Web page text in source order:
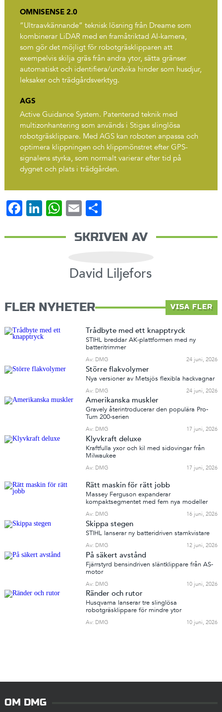
OMNISENSE 2.0
”Ultraavkännande” teknisk lösning från Dreame som
kombinerar LiDAR med en framåtriktad AI-kamera,
som gör det möjligt för robotgräsklipparen att
exempelvis skilja gräs från andra ytor, sätta gränser
automatiskt och identifiera/undvika hinder som husdjur,
leksaker och trädgårdsverktyg.
AGS
Active Guidance System. Patenterad teknik med
multizonhantering som används i Stigas slinglösa
robotgräsklippare. Med AGS kan roboten anpassa och
optimera klippningen och klippmönstret efter GPS-
signalens styrka, som normalt varierar efter tid på
dygnet och plats i trädgården.
Facebook
LinkedIn
WhatsApp
EmailDela
SKRIVEN AV
David Liljefors
FLER NYHETER VISA FLER
Trådbyte med ett knapptryck
STIHL breddar AK-plattformen med ny
batteritrimmer
Av: DMG 24 juni, 2026
Större flakvolymer
Nya versioner av Metsjös flexibla hackvagnar
Av: DMG 24 juni, 2026
Amerikanska muskler
Gravely återintroducerar den populära Pro-
Turn 200-serien
Av: DMG 17 juni, 2026
Klyvkraft deluxe
Kraftfulla yxor och kil med sidovingar från
Milwaukee
Av: DMG 17 juni, 2026
Rätt maskin för rätt jobb
Massey Ferguson expanderar
kompaktsegmentet med fem nya modeller
Av: DMG 16 juni, 2026
Skippa stegen
STIHL lanserar ny batteridriven stamkvistare
Av: DMG 12 juni, 2026
På säkert avstånd
Fjärrstyrd bensindriven släntklippare från AS-
motor
Av: DMG 10 juni, 2026
Ränder och rutor
Husqvarna lanserar tre slinglösa
robotgräsklippare för mindre ytor
Av: DMG 10 juni, 2026
OM DMG